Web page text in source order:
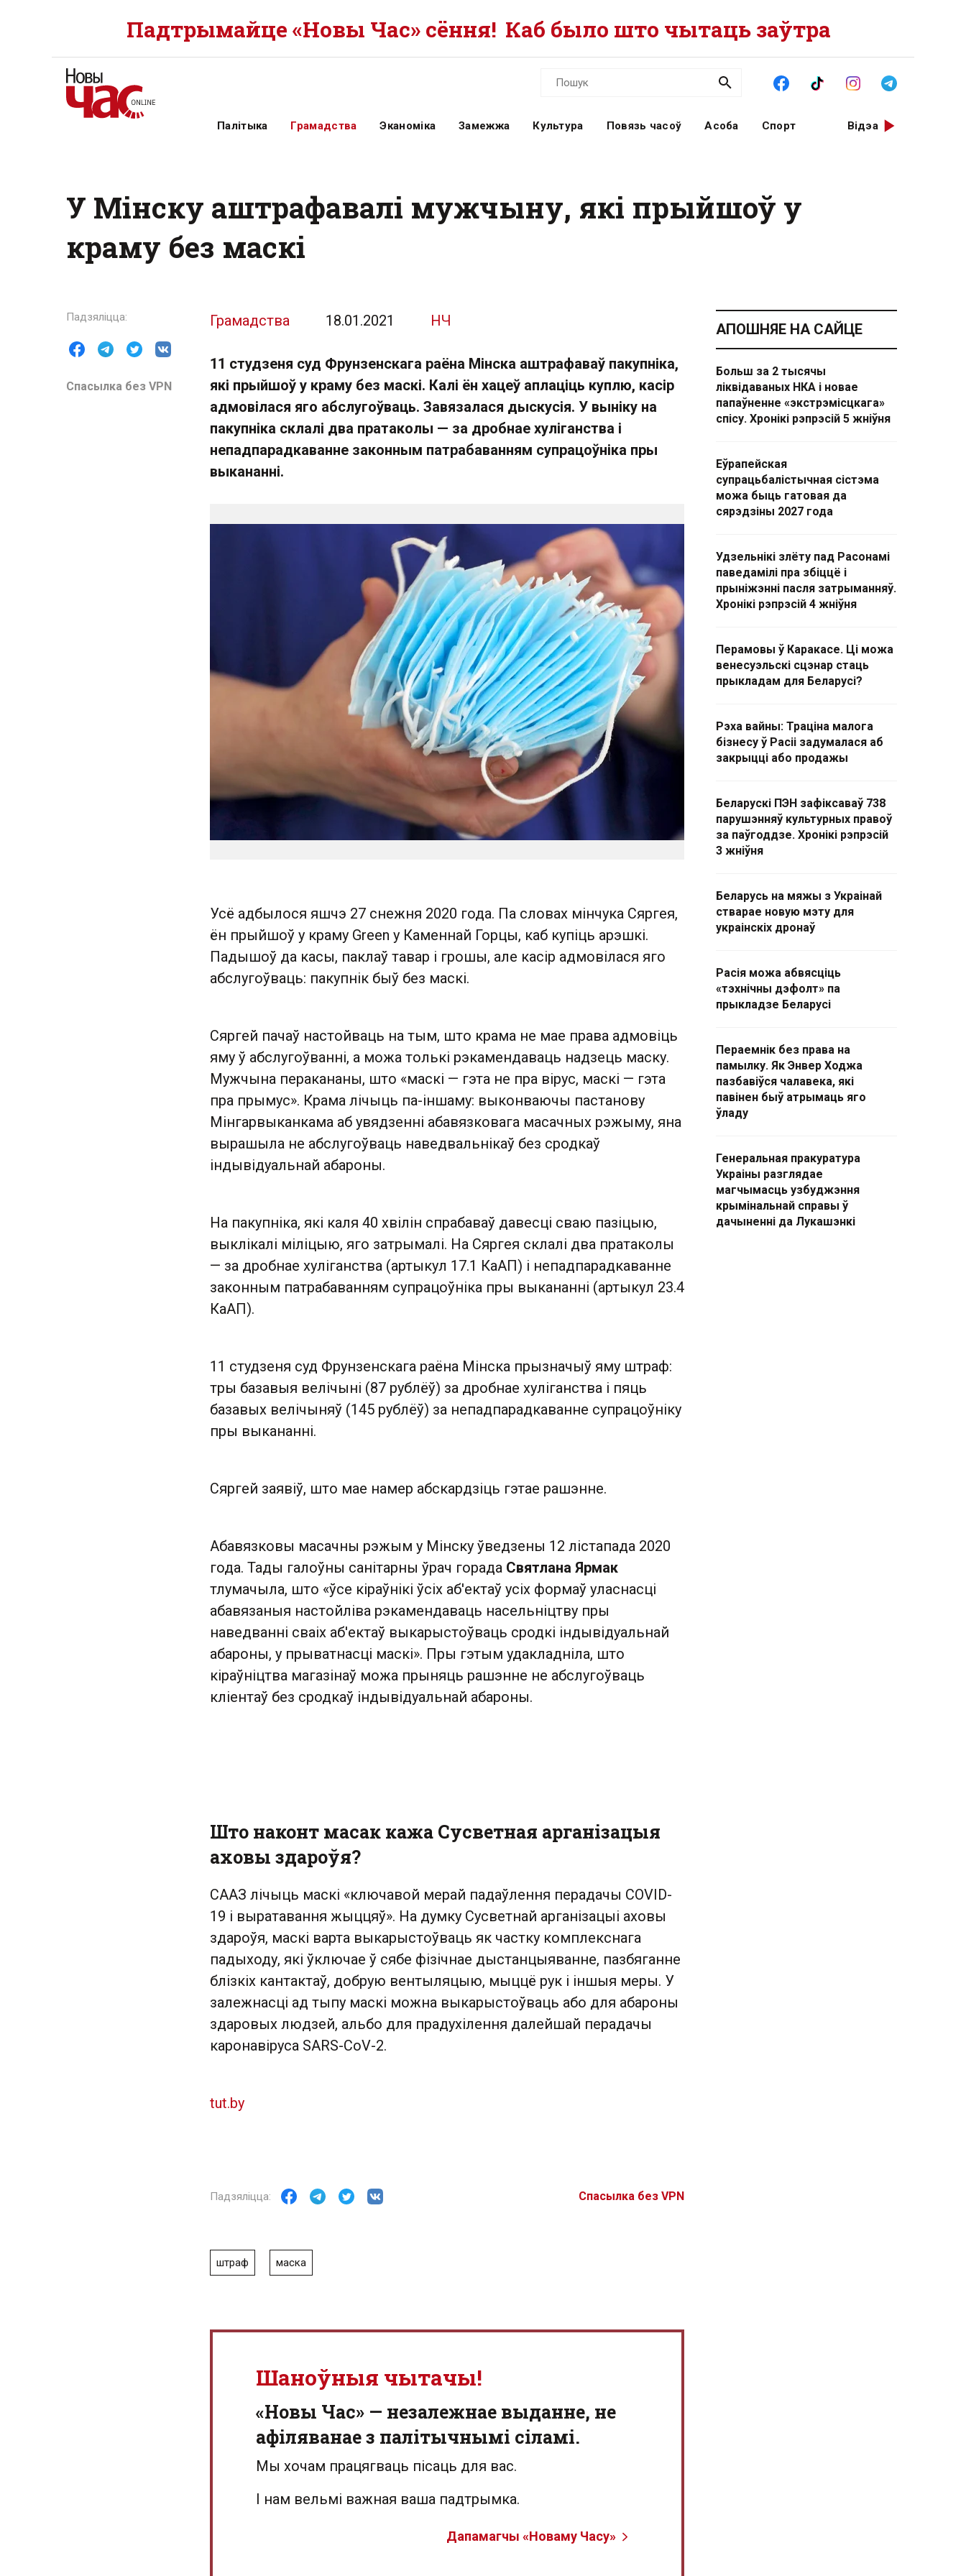
Падтрымайце «Новы Час» сёння! Каб было што чытаць заўтра
Палітыка Грамадства Эканоміка Замежжа Культура Повязь часоў Асоба Спорт Відэа
У Мінску аштрафавалі мужчыну, які прыйшоў у
краму без маскі
Спасылка без VPN
Грамадства 18.01.2021 НЧ
11 студзеня суд Фрунзенскага раёна Мінска аштрафаваў пакупніка,
які прыйшоў у краму без маскі. Калі ён хацеў аплаціць куплю, касір
адмовілася яго абслугоўваць. Завязалася дыскусія. У выніку на
пакупніка склалі два пратаколы — за дробнае хуліганства і
непадпарадкаванне законным патрабаванням супрацоўніка пры
выкананні.
Усё адбылося яшчэ 27 снежня 2020 года. Па словах мінчука Сяргея,
ён прыйшоў у краму Green у Каменнай Горцы, каб купіць арэшкі.
Падышоў да касы, паклаў тавар і грошы, але касір адмовілася яго
абслугоўваць: пакупнік быў без маскі.
Сяргей пачаў настойваць на тым, што крама не мае права адмовіць
яму ў абслугоўванні, а можа толькі рэкамендаваць надзець маску.
Мужчына перакананы, што «маскі — гэта не пра вірус, маскі — гэта
пра прымус». Крама лічыць па-іншаму: выконваючы пастанову
Мінгарвыканкама аб увядзенні абавязковага масачных рэжыму, яна
вырашыла не абслугоўваць наведвальнікаў без сродкаў
індывідуальнай абароны.
На пакупніка, які каля 40 хвілін спрабаваў давесці сваю пазіцыю,
выклікалі міліцыю, яго затрымалі. На Сяргея склалі два пратаколы
— за дробнае хуліганства (артыкул 17.1 КаАП) і непадпарадкаванне
законным патрабаванням супрацоўніка пры выкананні (артыкул 23.4
КаАП).
11 студзеня суд Фрунзенскага раёна Мінска прызначыў яму штраф:
тры базавыя велічыні (87 рублёў) за дробнае хуліганства і пяць
базавых велічыняў (145 рублёў) за непадпарадкаванне супрацоўніку
пры выкананні.
Сяргей заявіў, што мае намер абскардзіць гэтае рашэнне.
Абавязковы масачны рэжым у Мінску ўведзены 12 лістапада 2020
года. Тады галоўны санітарны ўрач горада Святлана Ярмак
тлумачыла, што «ўсе кіраўнікі ўсіх аб'ектаў усіх формаў уласнасці
абавязаныя настойліва рэкамендаваць насельніцтву пры
наведванні сваіх аб'ектаў выкарыстоўваць сродкі індывідуальнай
абароны, у прыватнасці маскі». Пры гэтым удакладніла, што
кіраўніцтва магазінаў можа прыняць рашэнне не абслугоўваць
кліентаў без сродкаў індывідуальнай абароны.
Што наконт масак кажа Сусветная арганізацыя
аховы здароўя?
СААЗ лічыць маскі «ключавой мерай падаўлення перадачы COVID-
19 і выратавання жыццяў». На думку Сусветнай арганізацыі аховы
здароўя, маскі варта выкарыстоўваць як частку комплекснага
падыходу, які ўключае ў сябе фізічнае дыстанцыяванне, пазбяганне
блізкіх кантактаў, добрую вентыляцыю, мыццё рук і іншыя меры. У
залежнасці ад тыпу маскі можна выкарыстоўваць або для абароны
здаровых людзей, альбо для прадухілення далейшай перадачы
каронавіруса SARS-CoV-2.
tut.by
Спасылка без VPN
штраф маска
Шаноўныя чытачы!
«Новы Час» — незалежнае выданне, не
афіляванае з палітычнымі сіламі.
Мы хочам працягваць пісаць для вас.
І нам вельмі важная ваша падтрымка.
Дапамагчы «Новаму Часу»
АПОШНЯЕ НА САЙЦЕ
Больш за 2 тысячы
ліквідаваных НКА і новае
папаўненне «экстрэмісцкага»
спісу. Хронікі рэпрэсій 5 жніўня
Еўрапейская
супрацьбалістычная сістэма
можа быць гатовая да
сярэдзіны 2027 года
Удзельнікі злёту пад Расонамі
паведамілі пра збіццё і
прыніжэнні пасля затрыманняў.
Хронікі рэпрэсій 4 жніўня
Перамовы ў Каракасе. Ці можа
венесуэльскі сцэнар стаць
прыкладам для Беларусі?
Рэха вайны: Траціна малога
бізнесу ў Расіі задумалася аб
закрыцці або продажы
Беларускі ПЭН зафіксаваў 738
парушэнняў культурных правоў
за паўгоддзе. Хронікі рэпрэсій
3 жніўня
Беларусь на мяжы з Украінай
стварае новую мэту для
украінскіх дронаў
Расія можа абвясціць
«тэхнічны дэфолт» па
прыкладзе Беларусі
Пераемнік без права на
памылку. Як Энвер Ходжа
пазбавіўся чалавека, які
павінен быў атрымаць яго
ўладу
Генеральная пракуратура
Украіны разглядае
магчымасць узбуджэння
крымінальнай справы ў
дачыненні да Лукашэнкі